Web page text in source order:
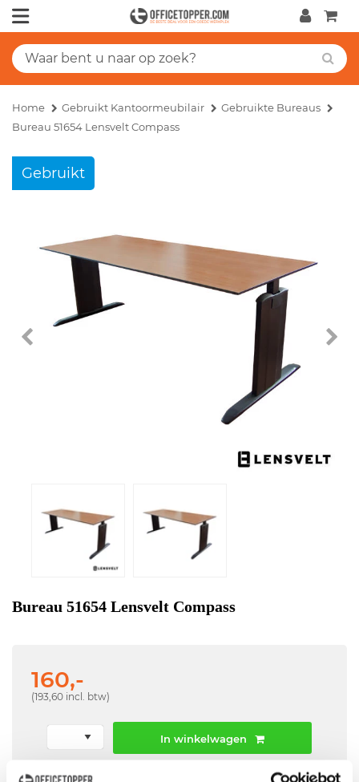
Home Gebruikt Kantoormeubilair
Gebruikte Bureaus
Bureau 51654 Lensvelt Compass
Gebruikt
Bureau 51654 Lensvelt Compass
160,-
(193,60 incl. btw)
In winkelwagen
Offerte aanvraag mogelijk in winkelwagen